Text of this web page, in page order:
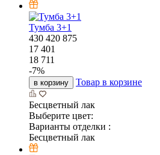
Тумба 3+1
430 420 875
17 401
18 711
-7%
в корзину Товар в корзине
Бесцветный лак
Выберите цвет:
Варианты отделки :
Бесцветный лак